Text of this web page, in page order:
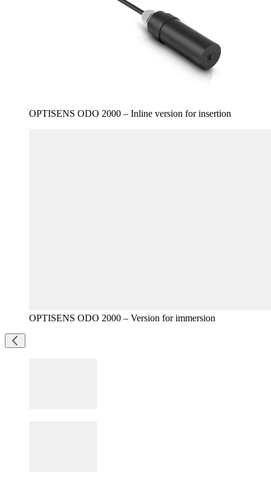
OPTISENS ODO 2000 – Inline version for insertion
OPTISENS ODO 2000 – Version for immersion